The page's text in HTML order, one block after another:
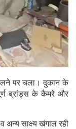
पर चला। दुकान के
ब्रांड्स के कैमरे और
साक्ष्य खंगाल रही